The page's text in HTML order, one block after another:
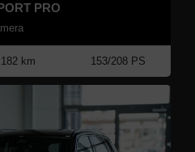
PRO
km 153/208 PS